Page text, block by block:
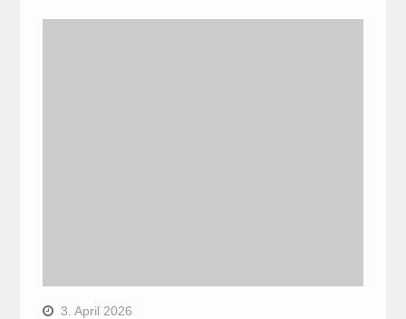
3. April 2026